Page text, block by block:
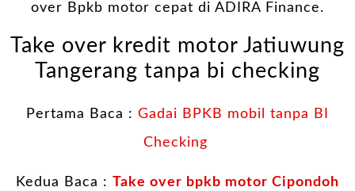
over Bpkb motor cepat di ADIRA Finance.
Take over kredit motor Jatiuwung
Tangerang tanpa bi checking
Pertama Baca : Gadai BPKB mobil tanpa BI
Checking
Kedua Baca : Take over bpkb motor Cipondoh